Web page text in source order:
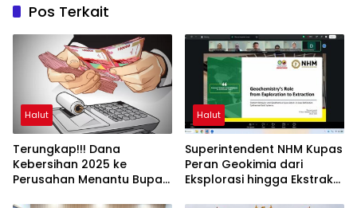
Pos Terkait
Halut
Terungkap!!! Dana
Kebersihan 2025 ke
Perusahan Menantu Bupati
Halut
Superintendent NHM Kupas
Peran Geokimia dari
Eksplorasi hingga Ekstraksi